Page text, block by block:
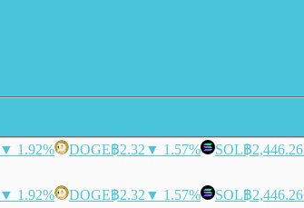
▼ 1.92% DOGE฿2.32 ▼ 1.57% SOL฿2,446.26
▼ 1.92% DOGE฿2.32 ▼ 1.57% SOL฿2,446.26